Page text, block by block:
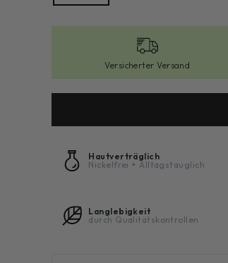
Versicherter Versand
Hautverträglich
Nickelfrei + Alltagstauglich
Langlebigkeit
durch Qualitätskontrollen